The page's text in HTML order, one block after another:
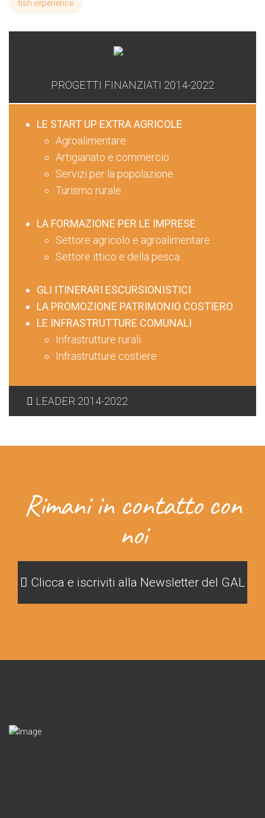
fish experience
PROGETTI FINANZIATI 2014-2022
LE START UP EXTRA AGRICOLE
Agroalimentare
Artigianato e commercio
Servizi per la popolazione
Turismo rurale
LA FORMAZIONE PER LE IMPRESE
Settore agricolo e agroalimentare
Settore ittico e della pesca
GLI ITINERARI ESCURSIONISTICI
LA PROMOZIONE PATRIMONIO COSTIERO
LE INFRASTRUTTURE COMUNALI
Infrastrutture rurali
Infrastrutture costiere
LEADER 2014-2022
Rimani in contatto con
noi
Clicca e iscriviti alla Newsletter del GAL